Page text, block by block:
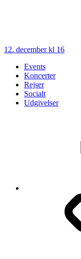
12. december kl 16
Events
Koncerter
Rejser
Socialt
Udgivelser